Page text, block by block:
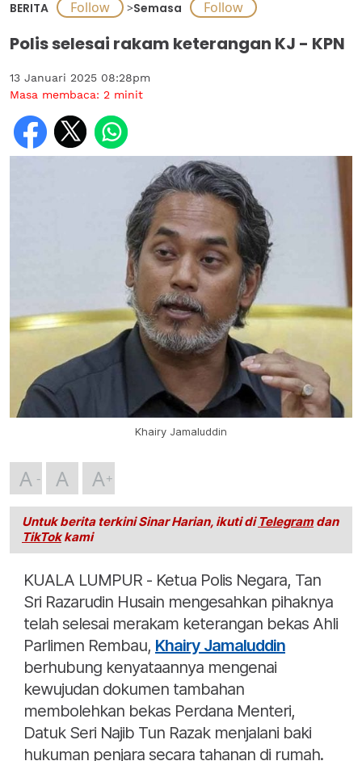
BERITA >Semasa
Polis selesai rakam keterangan KJ - KPN
13 Januari 2025 08:28pm
Masa membaca: 2 minit
Khairy Jamaluddin
A A A
Untuk berita terkini Sinar Harian, ikuti di Telegramdan
TikTokkami
KUALA LUMPUR - Ketua Polis Negara, Tan
Sri Razarudin Husain mengesahkan pihaknya
telah selesai merakam keterangan bekas Ahli
Parlimen Rembau, Khairy Jamaluddin
berhubung kenyataannya mengenai
kewujudan dokumen tambahan
membolehkan bekas Perdana Menteri,
Datuk Seri Najib Tun Razak menjalani baki
hukuman penjara secara tahanan di rumah.